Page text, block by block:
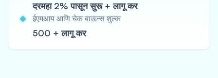
दरमहा 2% पासून सुरू + लागू कर
ईएमआय आणि चेक बाऊन्स शुल्क
500 + लागू कर